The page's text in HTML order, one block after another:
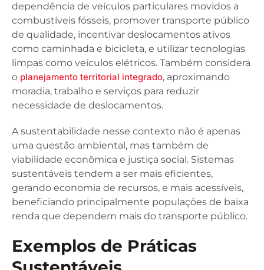
dependência de veículos particulares movidos a
combustíveis fósseis, promover transporte público
de qualidade, incentivar deslocamentos ativos
como caminhada e bicicleta, e utilizar tecnologias
limpas como veículos elétricos. Também considera
o planejamento territorial integrado, aproximando
moradia, trabalho e serviços para reduzir
necessidade de deslocamentos.
A sustentabilidade nesse contexto não é apenas
uma questão ambiental, mas também de
viabilidade econômica e justiça social. Sistemas
sustentáveis tendem a ser mais eficientes,
gerando economia de recursos, e mais acessíveis,
beneficiando principalmente populações de baixa
renda que dependem mais do transporte público.
Exemplos de Práticas